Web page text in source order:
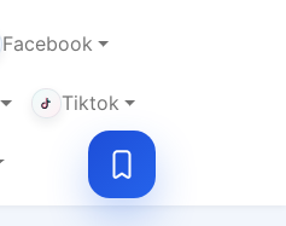
Facebook
Tiktok